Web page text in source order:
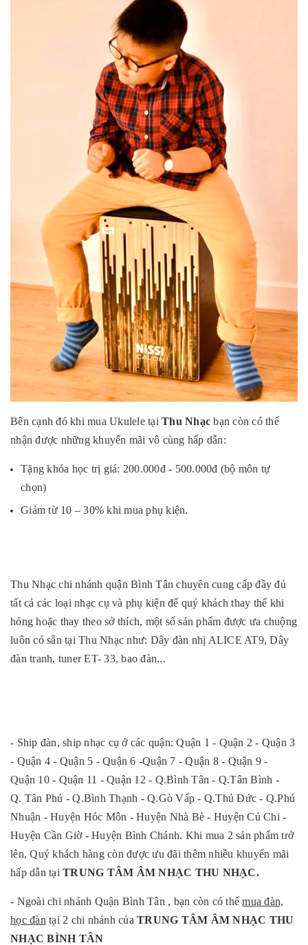
Bên cạnh đó khi mua Ukulele tại Thu Nhạc bạn còn có thể
nhận được những khuyến mãi vô cùng hấp dẫn:
Tặng khóa học trị giá: 200.000đ - 500.000đ (bộ môn tự
chọn)
Giảm từ 10 – 30% khi mua phụ kiện.
Thu Nhạc chi nhánh quận Bình Tân chuyên cung cấp đầy đủ
tất cả các loại nhạc cụ và phụ kiện để quý khách thay thế khi
hỏng hoặc thay theo sở thích, một số sản phẩm được ưa chuộng
luôn có sẵn tại Thu Nhạc như: Dây đàn nhị ALICE AT9, Dây
đàn tranh, tuner ET- 33, bao đàn,..
- Ship đàn, ship nhạc cụ ở các quận: Quận 1 - Quận 2 - Quận 3
- Quận 4 - Quận 5 - Quận 6 -Quận 7 - Quận 8 - Quận 9 -
Quận 10 - Quận 11 - Quận 12 - Q.Bình Tân - Q.Tân Bình -
Q. Tân Phú - Q.Bình Thạnh - Q.Gò Vấp - Q.Thủ Đức - Q.Phú
Nhuận - Huyện Hóc Môn - Huyện Nhà Bè - Huyện Củ Chi -
Huyện Cần Giờ - Huyện Bình Chánh. Khi mua 2 sản phẩm trở
lên, Quý khách hàng còn được ưu đãi thêm nhiều khuyến mãi
hấp dẫn tại TRUNG TÂM ÂM NHẠC THU NHẠC.
- Ngoài chi nhánh Quận Bình Tân , bạn còn có thểmua đàn,
học đàn tại 2 chi nhánh của TRUNG TÂM ÂM NHẠC THU
NHẠC BÌNH TÂN